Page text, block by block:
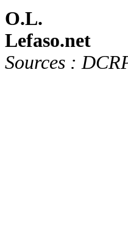
O.L.
Lefaso.net
Sources :